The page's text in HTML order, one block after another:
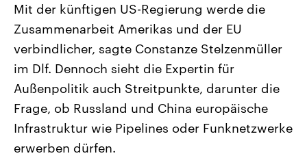
Landtagswahl Sachsen-Anhalt
2026
Alle Informationen
Sachsen-Anhalt wählt am 6.
September 2026 einen neuen
Landtag. Seit 2021 wird das
Bundesland von einer Koalition aus
CDU, SPD und FDP regiert.-
Umfragen, Prognosen,
Wahlprogramme, aktuelle Berichte
und Hintergründe zu den Parteien
USA
Aktuelle Beiträge,
Hintergründe
Wirtschaftlich und
gehören die Vereinigten
den mächtigsten Ländern
mit großem Einfluss auf
aktuelle Weltgeschehen.
Sendungen Programm
Mit der künftigen US-Regierung werde die
Zusammenarbeit Amerikas und der EU
verbindlicher, sagte Constanze Stelzenmüller
im Dlf. Dennoch sieht die Expertin für
Außenpolitik auch Streitpunkte, darunter die
Frage, ob Russland und China europäische
Infrastruktur wie Pipelines oder Funknetzwerke
erwerben dürfen.